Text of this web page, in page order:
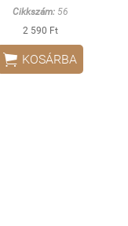
Cikkszám:56
2 590 Ft
 KOSÁRBA